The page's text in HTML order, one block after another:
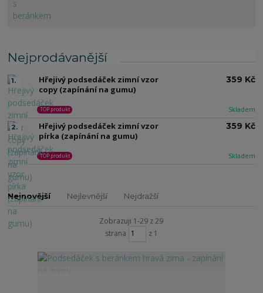
Nejprodávanější
1.
Hřejivý podsedáček zimní vzor
copy (zapínání na gumu)
Skladem
TOP produkt
359 Kč
2.
Hřejivý podsedáček zimní vzor
pírka (zapínání na gumu)
Skladem
TOP produkt
359 Kč
Nejnovější Nejlevnější Nejdražší
Zobrazuji 1-29 z 29
strana
z 1